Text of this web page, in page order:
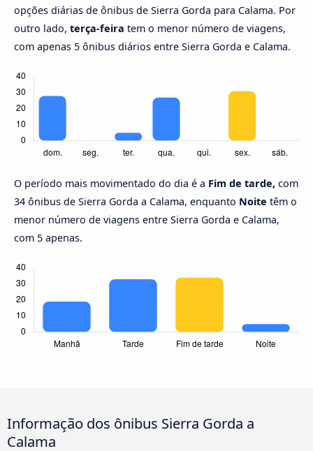
opções diárias de ônibus de Sierra Gorda para Calama. Por
outro lado, terça-feira tem o menor número de viagens,
com apenas 5 ônibus diários entre Sierra Gorda e Calama.
O período mais movimentado do dia é a Fim de tarde, com
34 ônibus de Sierra Gorda a Calama, enquanto Noite têm o
menor número de viagens entre Sierra Gorda e Calama,
com 5 apenas.
Informação dos ônibus Sierra Gorda a
Calama